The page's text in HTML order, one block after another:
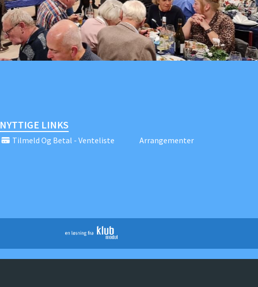
NYTTIGE LINKS
Tilmeld Og Betal - Venteliste Arrangementer